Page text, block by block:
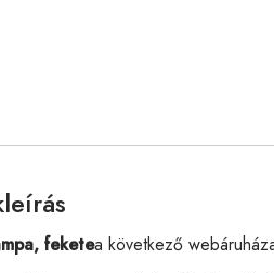
feketea következő